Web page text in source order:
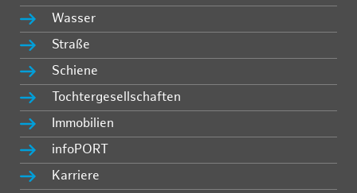
Wasser
Straße
Schiene
Tochtergesellschaften
Immobilien
infoPORT
Karriere